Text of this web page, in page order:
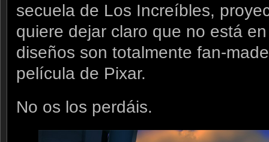
secuela de Los Increíbles,
quiere dejar claro que no está
diseños son totalmente fan-
película de Pixar.
No os los perdáis.